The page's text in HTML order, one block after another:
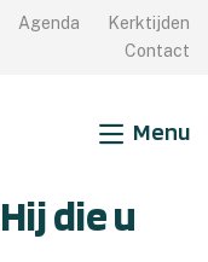
Sluiten
Agenda
Kerktijden
Contact
Menu
die u